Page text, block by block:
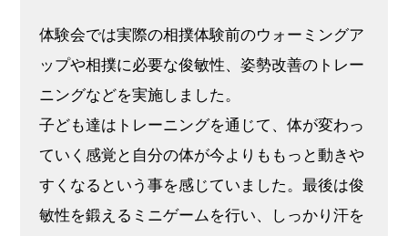
体験会では実際の相撲体験前のウォーミングア
ップや相撲に必要な俊敏性、姿勢改善のトレー
ニングなどを実施しました。
子ども達はトレーニングを通じて、体が変わっ
ていく感覚と自分の体が今よりももっと動きや
すくなるという事を感じていました。最後は俊
敏性を鍛えるミニゲームを行い、しっかり汗を